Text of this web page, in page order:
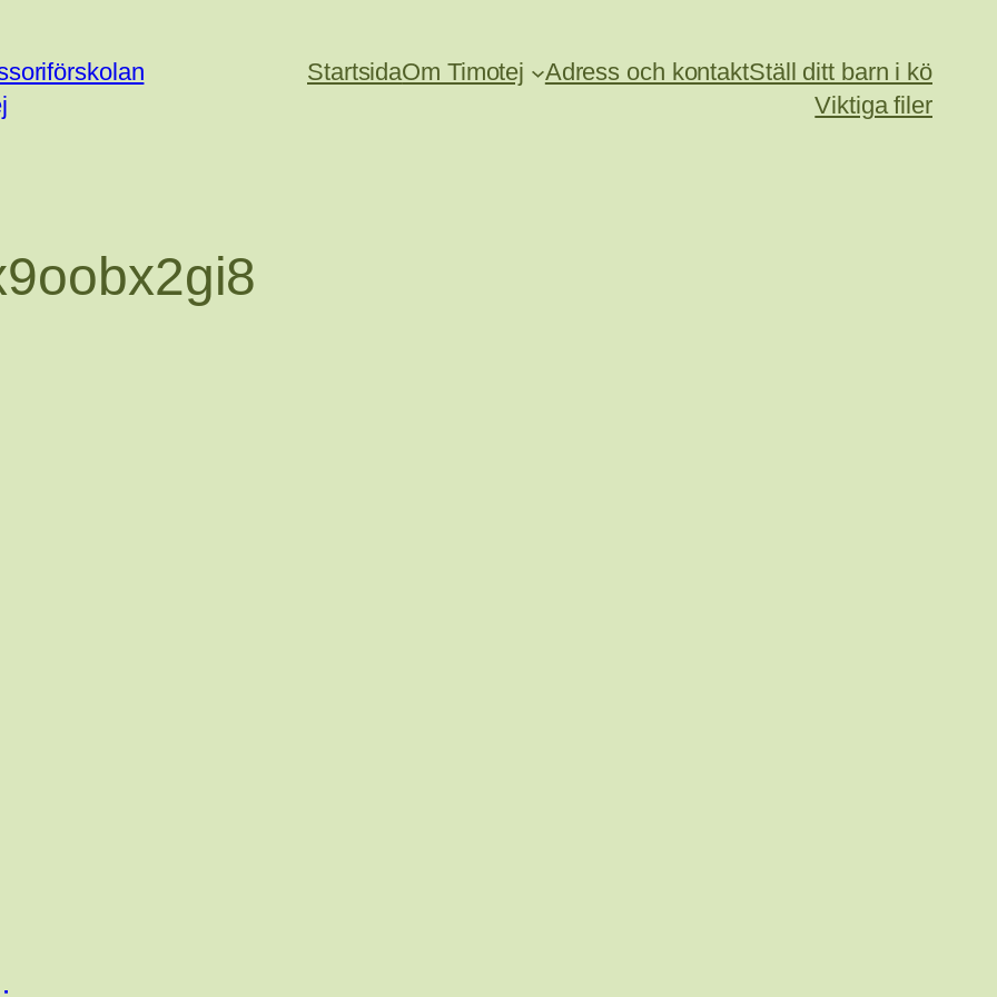
StartsidaOm Timotej Adress och kontaktStäll ditt barn i kö
Viktiga filer